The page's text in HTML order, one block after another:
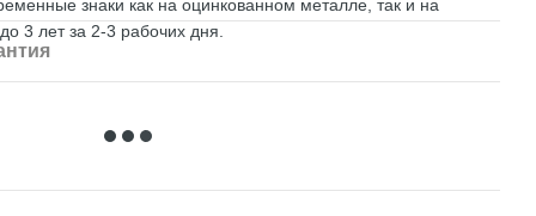
знаки как на оцинкованном металле, так и на
3 лет за 2-3 рабочих дня.